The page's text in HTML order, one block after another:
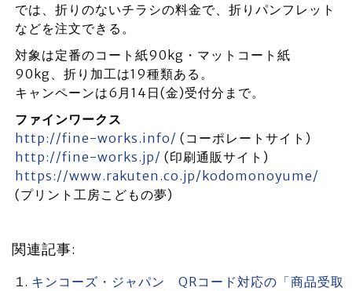
では、折りのないチラシの料金で、折りパンフレット
などを注文できる。
対象は定番のコート紙90kg・マットコート紙
90kg、折り加工は19種類ある。
キャンペーンは6月14日(金)受付分まで。
ファインワークス
http://fine-works.info/ (コーポレートサイト)
http://fine-works.jp/ (印刷通販サイト)
https://www.rakuten.co.jp/kodomonoyume/
(プリント工房こどもの夢)
関連記事:
キンコーズ・ジャパン QRコード対応の「商品受取